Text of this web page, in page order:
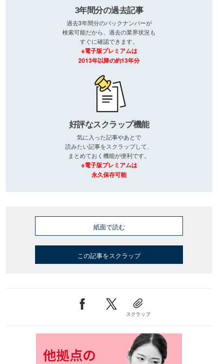
3年間分の過去記事
過去3年間分のバックナンバーが
検索可能だから、過去の業界状況も
すぐに確認できます。
※電子版プレミアムは
2013年以降の約13年分
好評なスクラップ機能
気に入った記事やあとで
読みたい記事をスクラップして、
まとめておく機能が便利です。
※電子版プレミアムは
永久保存可能
紙面で読む
この記事をスクラップ
スクラップ